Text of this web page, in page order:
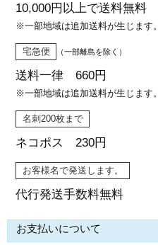
10,000円以上で送料無料
※一部地域は追加送料が生じます。
宅急便 （一部離島を除く）
送料一律 660円
※一部地域は追加送料が生じます。
名刺200枚まで
ネコポス 230円
お客様名で発送します。
代行発送手数料無料
お支払いについて